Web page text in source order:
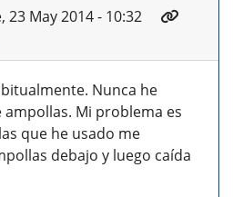
23 May 2014 - 10:32
Nunca he
Mi problema es
que he usado me
debajo y luego caída